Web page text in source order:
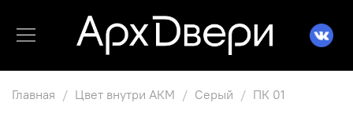
Главная Цвет внутри АКМ Серый ПК 01